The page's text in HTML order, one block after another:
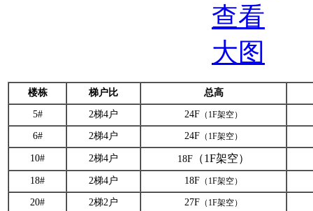
楼栋 梯户比 总高
5# 2梯4户 24F （1F架空）
6# 2梯4户 24F （1F架空）
10# 2梯4户 18F （1F架空）
18# 2梯4户 18F （1F架空）
20# 2梯2户 27F （1F架空）